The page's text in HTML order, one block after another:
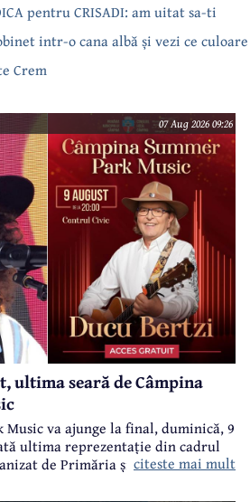
pentru CRISADI: am uitat sa-ti
intr-o cana albă și vezi ce culoare
Crem
07 Aug 2026 09:26
ultima seară de Câmpina
Music va ajunge la final, duminică, 9
ultima reprezentație din cadrul
de Primăria și Consiliul Local
citeste mai mult